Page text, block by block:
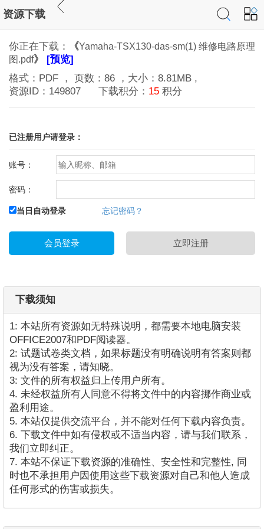
资源下载
你正在下载： 《Yamaha-TSX130-das-sm(1) 维修电路原理
图.pdf》 [预览]
格式： PDF ， 页数： 86 ，大小： 8.81MB ,
资源ID： 149807 下载积分： 15 积分
已注册用户请登录：
账号：
密码：
当日自动登录 忘记密码？
下载须知
1: 本站所有资源如无特殊说明，都需要本地电脑安装
OFFICE2007和PDF阅读器。
2: 试题试卷类文档，如果标题没有明确说明有答案则都
视为没有答案，请知晓。
3: 文件的所有权益归上传用户所有。
4. 未经权益所有人同意不得将文件中的内容挪作商业或
盈利用途。
5. 本站仅提供交流平台，并不能对任何下载内容负责。
6. 下载文件中如有侵权或不适当内容，请与我们联系，
我们立即纠正。
7. 本站不保证下载资源的准确性、安全性和完整性, 同
时也不承担用户因使用这些下载资源对自己和他人造成
任何形式的伤害或损失。